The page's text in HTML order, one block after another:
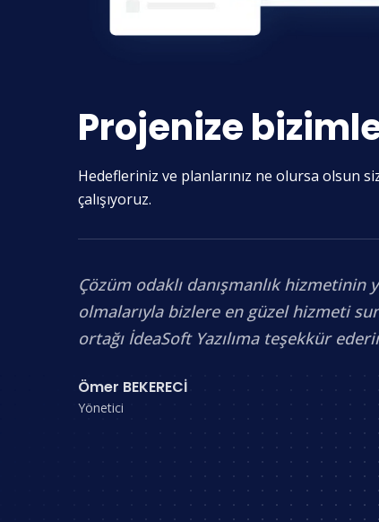
Projenize
Hedefleriniz ve planlarınız ne olursa olsun
çalışıyoruz.
Çözüm odaklı danışmanlık hizmetinin
olmalarıyla bizlere en güzel hizmeti
ortağı İdeaSoft Yazılıma teşekkür
Ömer BEKERECİ
Yönetici